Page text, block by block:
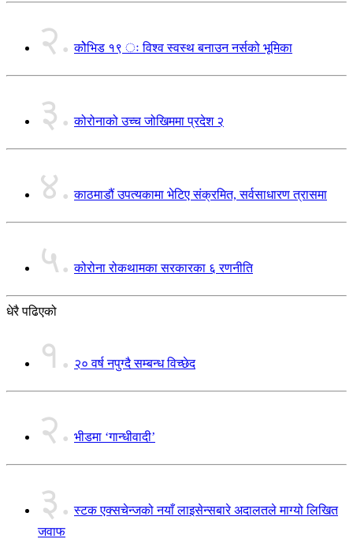
२. कोेभिड १९ ः विश्व स्वस्थ बनाउन नर्सको भूमिका
३. कोरोनाको उच्च जोखिममा प्रदेश २
४. काठमाडौं उपत्यकामा भेटिए संक्रमित, सर्वसाधारण त्रासमा
५. कोरोना रोकथामका सरकारका ६ रणनीति
धेरै पढिएको
१. २० वर्ष नपुग्दै सम्बन्ध विच्छेद
२. भीडमा ‘गान्धीवादी’
३. स्टक एक्सचेन्जको नयाँ लाइसेन्सबारे अदालतले माग्यो लिखित
जवाफ